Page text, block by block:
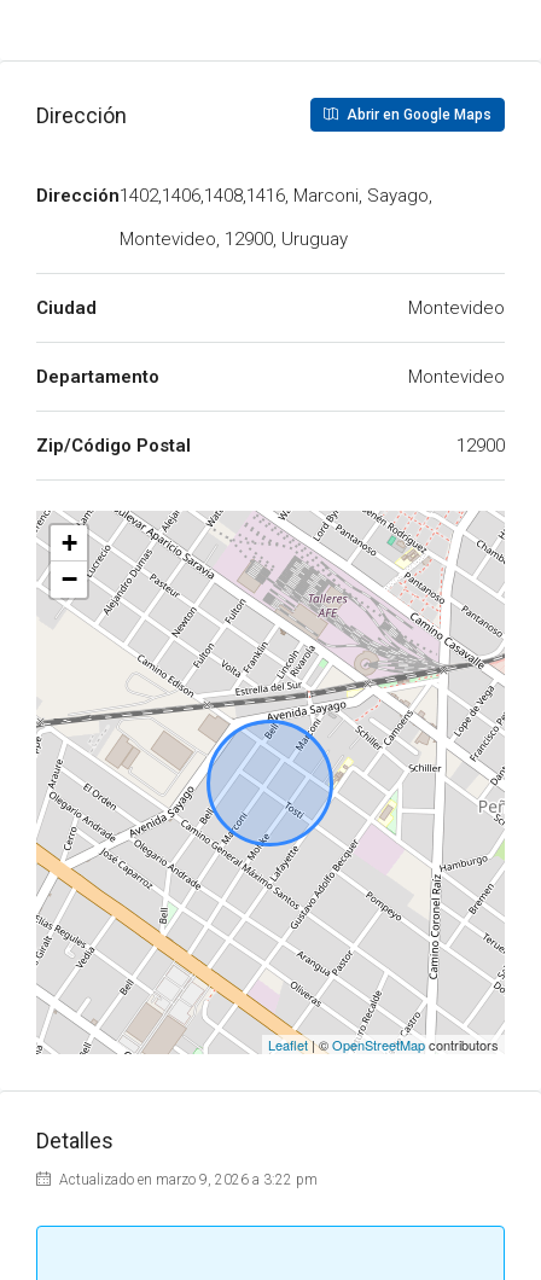
Dirección Abrir en Google Maps
Dirección1402,1406,1408,1416, Marconi, Sayago,
Montevideo, 12900, Uruguay
Ciudad Montevideo
Departamento Montevideo
Zip/Código Postal 12900
+
−
Leaflet| ©OpenStreetMapcontributors
Detalles
Actualizado en marzo 9, 2026 a 3:22 pm